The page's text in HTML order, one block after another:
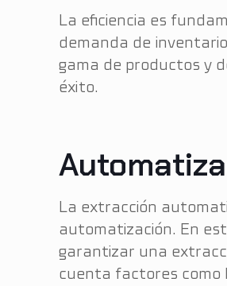
La eficiencia es
demanda de
gama de productos y
éxito.
La extracción
automatización. En
garantizar una
cuenta factores como